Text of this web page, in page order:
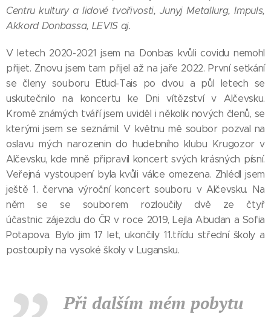
Centru kultury a lidové tvořivosti, Junyj Metallurg, Impuls,
Akkord Donbassa, LEVIS aj.
V letech 2020-2021 jsem na Donbas kvůli covidu nemohl
přijet. Znovu jsem tam přijel až na jaře 2022. První setkání
se členy souboru Eťud-Tais po dvou a půl letech se
uskutečnilo na koncertu ke Dni vítězství v Alčevsku.
Kromě známých tváří jsem uviděl i několik nových členů, se
kterými jsem se seznámil. V květnu mě soubor pozval na
oslavu mých narozenin do hudebního klubu Krugozor v
Alčevsku, kde mně připravil koncert svých krásných písní.
Veřejná vystoupení byla kvůli válce omezena. Zhlédl jsem
ještě 1. června výroční koncert souboru v Alčevsku. Na
něm se se souborem rozloučily dvě ze čtyř
účastnic zájezdu do ČR v roce 2019, Lejla Abudan a Sofia
Potapova. Bylo jim 17 let, ukončily 11.třídu střední školy a
postoupily na vysoké školy v Lugansku.
Při dalším mém pobytu